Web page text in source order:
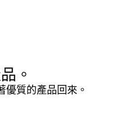
。
優質的產品回來。